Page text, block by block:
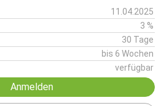
11.04.2025
3 %
30 Tage
bis 6 Wochen
verfügbar
Anmelden